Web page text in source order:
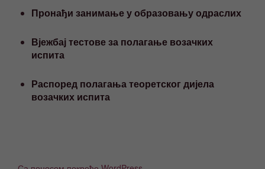
Пронађи занимање у образовању одраслих
Вјежбај тестове за полагање возачких
испита
Распоред полагања теоретског дијела
возачких испита